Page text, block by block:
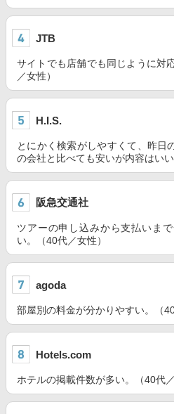
JTB
サイトでも店舗でも同じように対
／女性）
H.I.S.
とにかく検索がしやすくて、昨日
の会社と比べても安いが内容はいい
阪急交通社
ツアーの申し込みから支払いま
い。（40代／女性）
agoda
部屋別の料金が分かりやすい。（40
Hotels.com
ホテルの掲載件数が多い。（40代／